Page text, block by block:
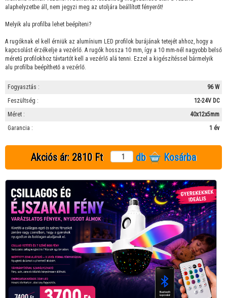
alaphelyzetbe áll, nem jegyzi meg az utoljára beállított fényerőt!
Melyik alu profilba lehet beépíteni?
A rugóknak el kell érniük az alumínium LED profilok burájának tetejét ahhoz, hogy a
kapcsolást érzékelje a vezérlő. A rugók hossza 10 mm, így a 10 mm-nél nagyobb belső
méretű profilokhoz távtartót kell a vezérlő alá tenni. Ezzel a kigészítéssel bármelyik
alu profilba beépíthető a vezérlő.
Fogyasztás :
96 W
Feszültség :
12-24V DC
Méret :
40x12x5mm
Garancia :
1 év
Akciós ár: 2810 Ft db Kosárba